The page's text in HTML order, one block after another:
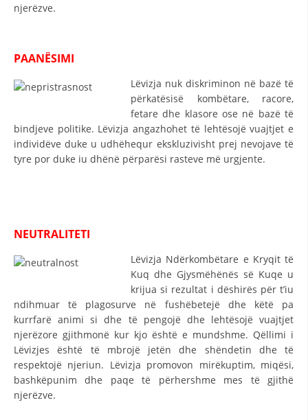
LIGJI I KRYQIT TË KUQ
STATUTI I KRYQIT TË KUQ
STRUKTURA DHE STRUKTURA ORGANIZATIVE
DISEMINIMI
DREJTA NDERKOMBETARE HUMANITARE
PROMOVIMI I VLERAVE HUMANE
PËRDORIMIN DHE MBROJTJEN E STEMËS
njerëzve.
PAANËSIMI
Lëvizja nuk diskriminon në bazë të
përkatësisë kombëtare, racore,
fetare dhe klasore ose në bazë të
bindjeve politike. Lëvizja angazhohet të lehtësojë vuajtjet e
individëve duke u udhëhequr ekskluzivisht prej nevojave të
tyre por duke iu dhënë përparësi rasteve më urgjente.
NEUTRALITETI
Lëvizja Ndërkombëtare e Kryqit të
Kuq dhe Gjysmëhënës së Kuqe u
krijua si rezultat i dëshirës për t’iu
ndihmuar të plagosurve në fushëbetejë dhe këtë pa
kurrfarë animi si dhe të pengojë dhe lehtësojë vuajtjet
njerëzore gjithmonë kur kjo është e mundshme. Qëllimi i
Lëvizjes është të mbrojë jetën dhe shëndetin dhe të
respektojë njeriun. Lëvizja promovon mirëkuptim, miqësi,
bashkëpunim dhe paqe të përhershme mes të gjithë
njerëzve.